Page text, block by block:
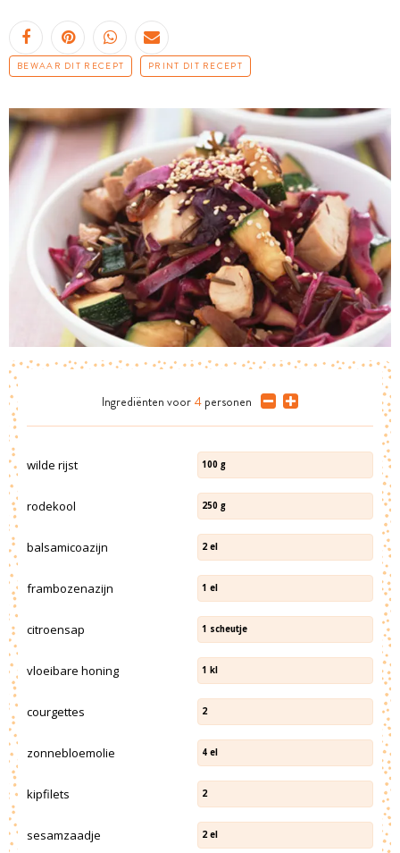
BEWAAR DIT RECEPT PRINT DIT RECEPT
Ingrediënten voor 4 personen
wilde rijst 100 g
rodekool 250 g
balsamicoazijn 2 el
frambozenazijn 1 el
citroensap 1 scheutje
vloeibare honing 1 kl
courgettes 2
zonnebloemolie 4 el
kipfilets 2
sesamzaadje 2 el